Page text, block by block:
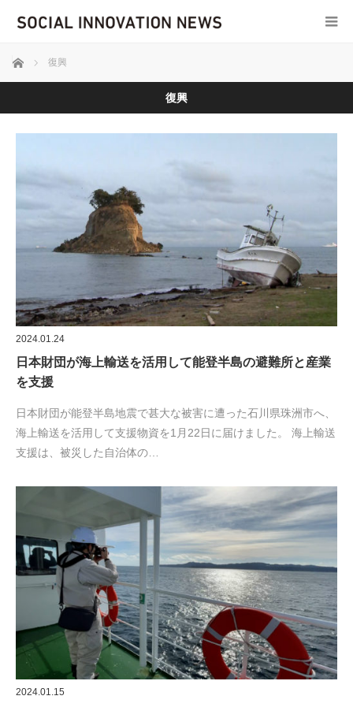
ホーム 復興
復興
2024.01.24
日本財団が海上輸送を活用して能登半島の避難所と産業
を支援
日本財団が能登半島地震で甚大な被害に遭った石川県珠洲市へ、
海上輸送を活用して支援物資を1月22日に届けました。 海上輸送
支援は、被災した自治体の…
2024.01.15